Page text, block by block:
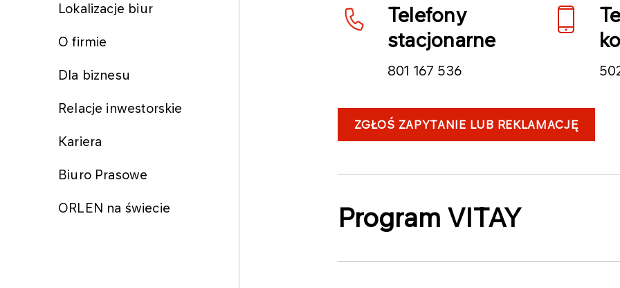
Lokalizacje biur
O firmie
Dla biznesu
Relacje inwestorskie
Kariera
Biuro Prasowe
ORLEN na świecie
Telefony
stacjonarne
801 167 536
ZGŁOŚ ZAPYTANIE LUB REKLAMACJĘ
Program VITAY